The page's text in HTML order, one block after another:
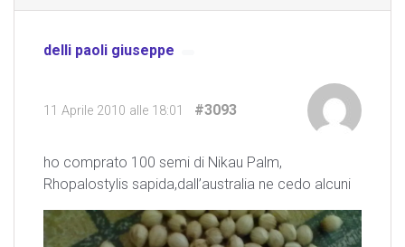
delli paoli giuseppe
11 Aprile 2010 alle 18:01 #3093
ho comprato 100 semi di Nikau Palm,
Rhopalostylis sapida,dall’australia ne cedo alcuni